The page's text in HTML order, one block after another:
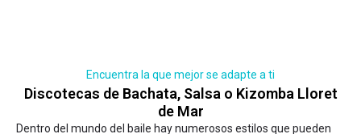
Encuentra la que mejor se adapte a ti
Discotecas de Bachata, Salsa o Kizomba Lloret
de Mar
Dentro del mundo del baile hay numerosos estilos que pueden